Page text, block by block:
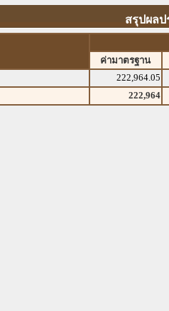
สรุปผลป
ค่ามาตรฐาน
222,964.05
222,964